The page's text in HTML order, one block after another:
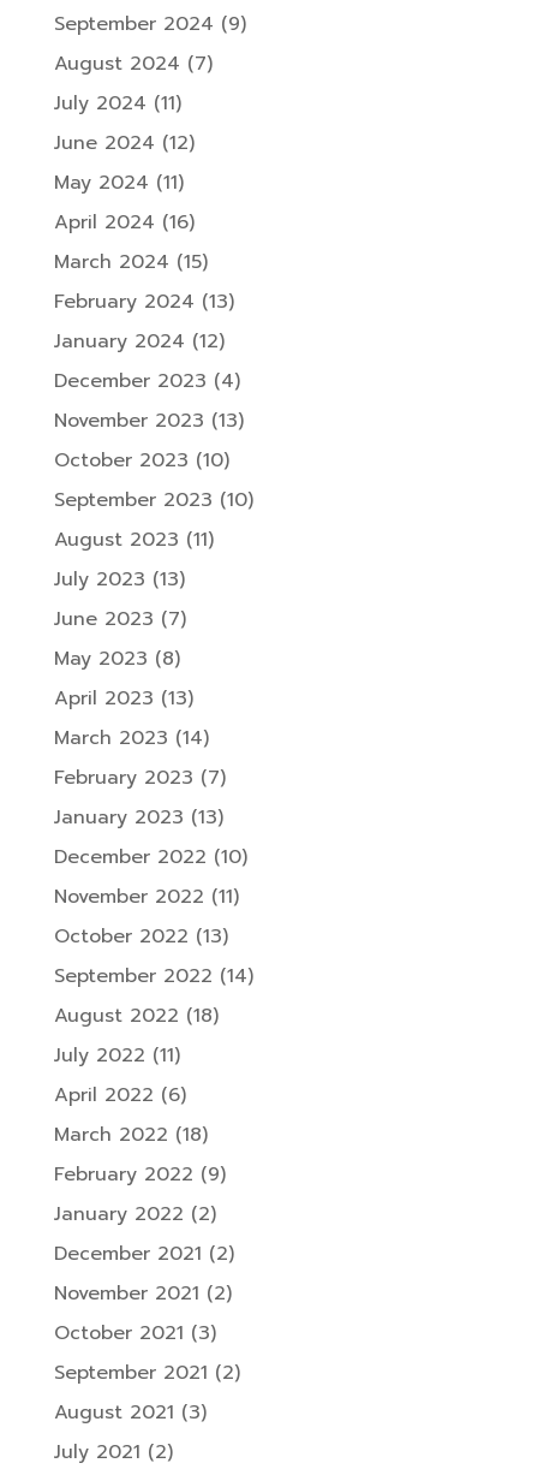
September 2024 (9)
August 2024 (7)
July 2024 (11)
June 2024 (12)
May 2024 (11)
April 2024 (16)
March 2024 (15)
February 2024 (13)
January 2024 (12)
December 2023 (4)
November 2023 (13)
October 2023 (10)
September 2023 (10)
August 2023 (11)
July 2023 (13)
June 2023 (7)
May 2023 (8)
April 2023 (13)
March 2023 (14)
February 2023 (7)
January 2023 (13)
December 2022 (10)
November 2022 (11)
October 2022 (13)
September 2022 (14)
August 2022 (18)
July 2022 (11)
April 2022 (6)
March 2022 (18)
February 2022 (9)
January 2022 (2)
December 2021 (2)
November 2021 (2)
October 2021 (3)
September 2021 (2)
August 2021 (3)
July 2021 (2)